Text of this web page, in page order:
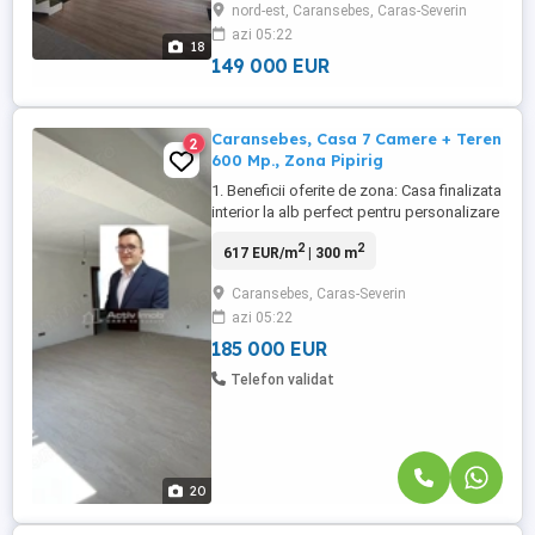
18
Biroul Imobiliar Activ Imob Caransebes va
prezinta o casa (TRIPLEX), construita in
anul 2022 din caramida ...
nord-est, Caransebes, Caras-Severin
azi 05:22
149 000 EUR
20
2
Caransebes, Casa 7 Camere + Teren
600 Mp., Zona Pipirig
1. Beneficii oferite de zona: Casa finalizata
interior la alb perfect pentru personalizare
pentru o familie numeroasa sau chiar
spatiu si intimitate. bull; Localizare
excelenta in Caransebes, una dintre cele
mai cautate ...
617 EUR/m2| 300 m2
Caransebes, Caras-Severin
azi 05:22
185 000 EUR
Telefon validat